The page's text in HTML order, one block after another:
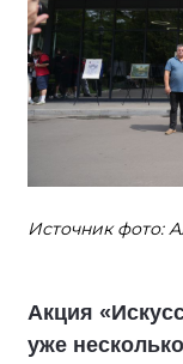
Источник фото:
Акция
уже